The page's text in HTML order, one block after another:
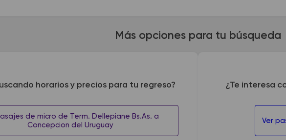
Más opciones para tu búsqueda
horarios y precios para tu regreso?
de micro de Term. Dellepiane Bs.As. a
Concepcion del Uruguay
¿Te interesa
Ver